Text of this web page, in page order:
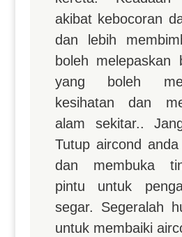
akibat kebocoran
dan lebih
boleh melepaskan
yang boleh
kesihatan dan
alam sekitar..
Tutup aircond
dan membuka
pintu untuk
segar. Segeralah
untuk membaiki